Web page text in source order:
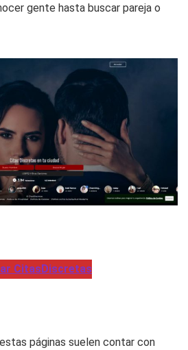
gente hasta buscar pareja o
CitasDiscretas
páginas suelen contar con